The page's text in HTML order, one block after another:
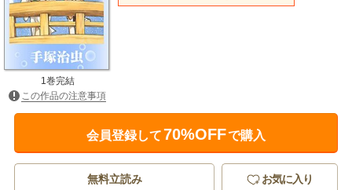
1巻完結
この作品の注意事項
会員登録して70%OFFで購入
無料立読み お気に入り